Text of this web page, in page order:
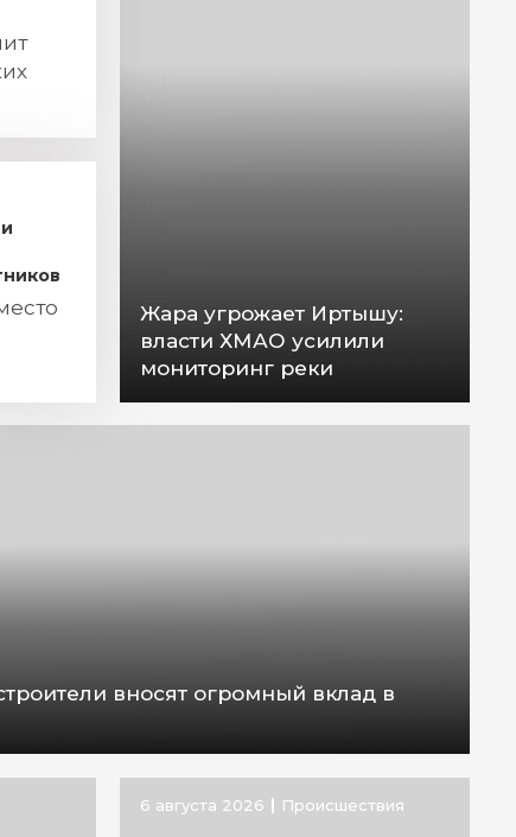
Жара угрожает Иртышу:
власти ХМАО усилили
мониторинг реки
вносят огромный вклад в
6 августа 2026 Происшествия